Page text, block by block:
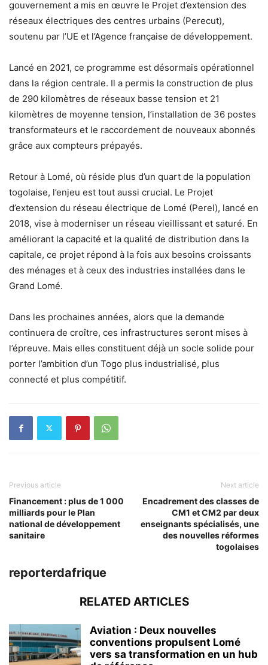
gouvernement a mis en œuvre le Projet d’extension des
réseaux électriques des centres urbains (Perecut),
soutenu par l’UE et l’Agence française de développement.
Lancé en 2021, ce programme est désormais opérationnel
dans la région centrale. Il a permis la construction de plus
de 290 kilomètres de réseaux basse tension et 21
kilomètres de moyenne tension, l’installation de 36 postes
transformateurs et le raccordement de nouveaux abonnés
grâce aux compteurs prépayés.
Retour à Lomé, où réside plus d’un quart de la population
togolaise, l’enjeu est tout aussi crucial. Le Projet
d’extension du réseau électrique de Lomé (Perel), lancé en
2018, vise à moderniser un réseau vieillissant et saturé. En
améliorant la capacité et la qualité de distribution dans la
capitale, ce projet répond à la fois aux besoins croissants
des ménages et à ceux des industries installées dans le
Grand Lomé.
Dans les prochaines années, alors que la demande
continuera de croître, ces infrastructures seront mises à
l’épreuve. Mais elles constituent déjà un socle solide pour
porter l’ambition d’un Togo plus industrialisé, plus
connecté et plus compétitif.
Previous article
Financement : plus de 1 000
milliards pour le Plan
national de développement
sanitaire
Next article
Encadrement des classes de
CM1 et CM2 par deux
enseignants spécialisés, une
des nouvelles réformes
togolaises
reporterdafrique
RELATED ARTICLES
Aviation : Deux nouvelles
conventions propulsent Lomé
vers sa transformation en un hub